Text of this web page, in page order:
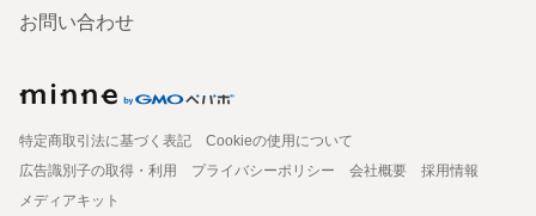
お問い合わせ
特定商取引法に基づく表記
Cookieの使用について
広告識別子の取得・利用
プライバシーポリシー 会社概要
採用情報
メディアキット